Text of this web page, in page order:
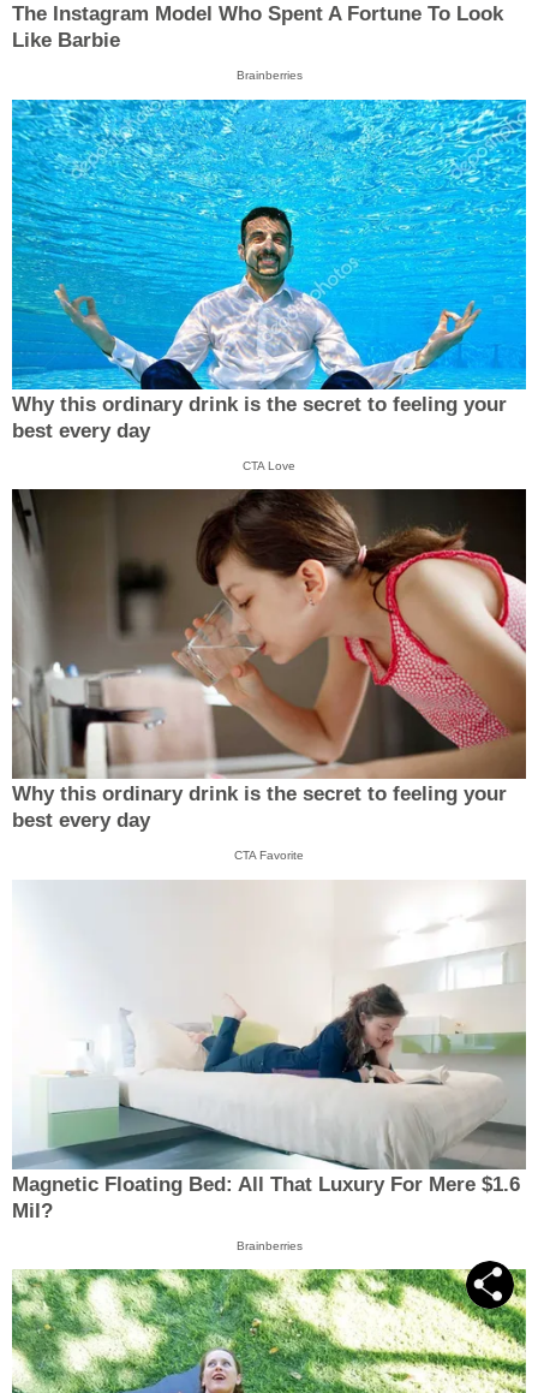
The Instagram Model Who Spent A Fortune To Look
Like Barbie
Brainberries
Why this ordinary drink is the secret to feeling your
best every day
CTA Love
Why this ordinary drink is the secret to feeling your
best every day
CTA Favorite
Magnetic Floating Bed: All That Luxury For Mere $1.6
Mil?
Brainberries